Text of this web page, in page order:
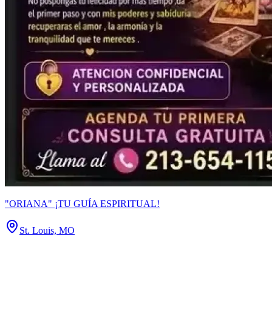
"ORIANA" ¡TU GUÍA ESPIRITUAL!
St. Louis, MO